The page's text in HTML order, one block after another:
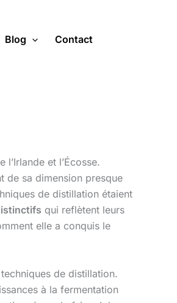
Blog Contact
et l’Écosse.
de sa dimension presque
de distillation étaient
qui reflètent leurs
elle a conquis le
de distillation.
à la fermentation